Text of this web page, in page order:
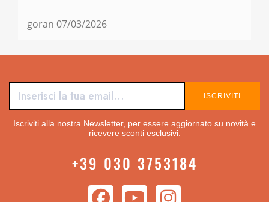
goran 07/03/2026
ISCRIVITI
Iscriviti alla nostra Newsletter, per essere aggiornato su novità e
ricevere sconti esclusivi.
+39 030 3753184